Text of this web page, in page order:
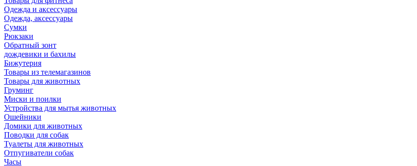
Одежда и аксессуары
Одежда, аксессуары
Сумки
Рюкзаки
Обратный зонт
дождевики и бахилы
Бижутерия
Товары из телемагазинов
Товары для животных
Груминг
Миски и поилки
Устройства для мытья животных
Ошейники
Домики для животных
Поводки для собак
Туалеты для животных
Отпугиватели собак
Часы